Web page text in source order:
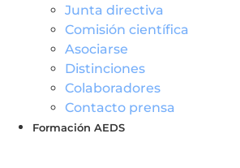
Junta directiva
Comisión científica
Asociarse
Distinciones
Colaboradores
Contacto prensa
Formación AEDS